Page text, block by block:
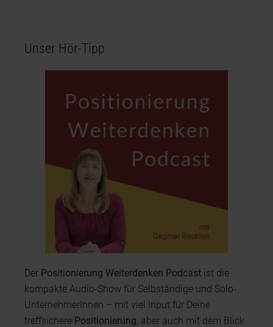
Unser Hör-Tipp
Der Positionierung Weiterdenken Podcast ist die
kompakte Audio-Show für Selbständige und Solo-
UnternehmerInnen – mit viel Input für Deine
treffsichere Positionierung , aber auch mit dem Blick